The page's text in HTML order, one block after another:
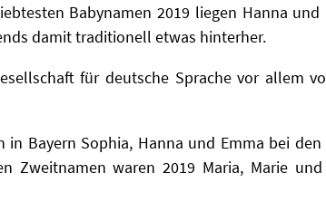
Babynamen 2019 liegen Hanna
damit traditionell etwas hinterher.
für deutsche Sprache vor allem
Bayern Sophia, Hanna und Emma bei
Zweitnamen waren 2019 Maria, Marie